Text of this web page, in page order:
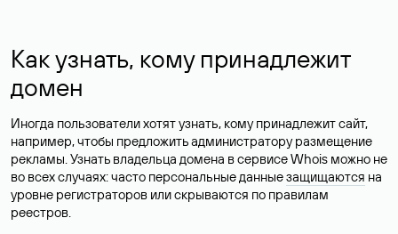
Как узнать, кому принадлежит
домен
Иногда пользователи хотят узнать, кому принадлежит сайт,
например, чтобы предложить администратору размещение
рекламы. Узнать владельца домена в сервисе Whois можно не
во всех случаях: часто персональные данныезащищаются на
уровне регистраторов или скрываются по правилам
реестров.